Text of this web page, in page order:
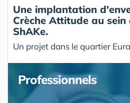
Une implantation
Crèche Attitude au sein
ShAKe.
Un projet dans le quartier
Professionnels